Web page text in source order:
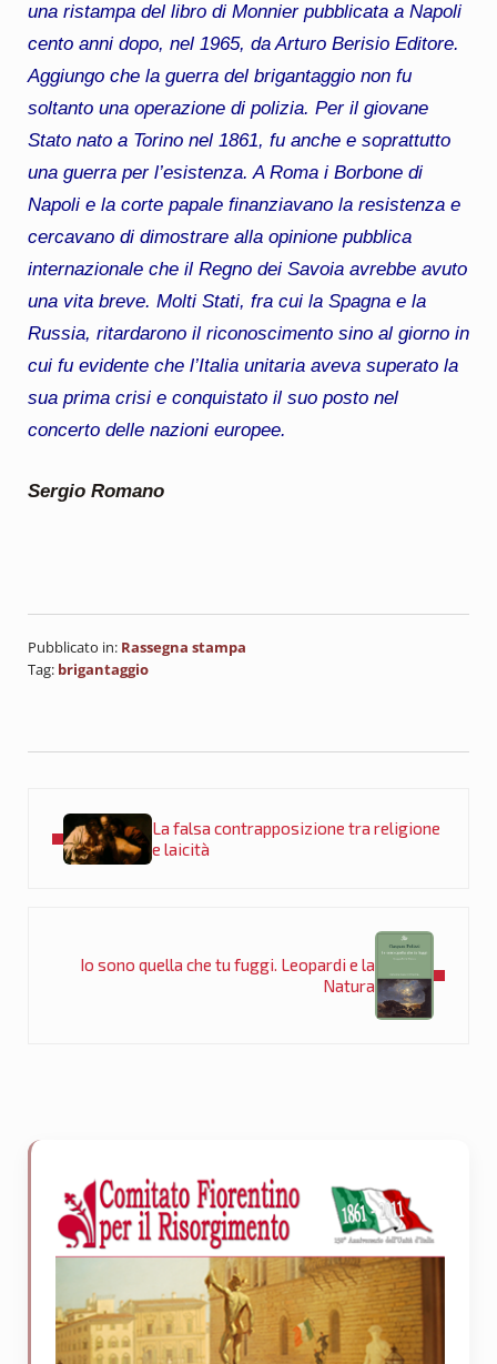
una ristampa del libro di Monnier pubblicata a Napoli
cento anni dopo, nel 1965, da Arturo Berisio Editore.
Aggiungo che la guerra del brigantaggio non fu
soltanto una operazione di polizia. Per il giovane
Stato nato a Torino nel 1861, fu anche e soprattutto
una guerra per l’esistenza. A Roma i Borbone di
Napoli e la corte papale finanziavano la resistenza e
cercavano di dimostrare alla opinione pubblica
internazionale che il Regno dei Savoia avrebbe avuto
una vita breve. Molti Stati, fra cui la Spagna e la
Russia, ritardarono il riconoscimento sino al giorno in
cui fu evidente che l’Italia unitaria aveva superato la
sua prima crisi e conquistato il suo posto nel
concerto delle nazioni europee.
Sergio Romano
Pubblicato in: Rassegna stampa
Tag: brigantaggio
La falsa contrapposizione tra religione
e laicità
Io sono quella che tu fuggi. Leopardi e la
Natura
Sidebar